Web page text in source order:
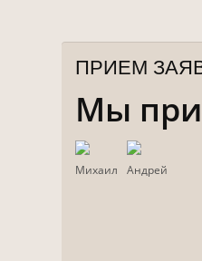
ПРИЕМ
Мы
Михаил Андрей